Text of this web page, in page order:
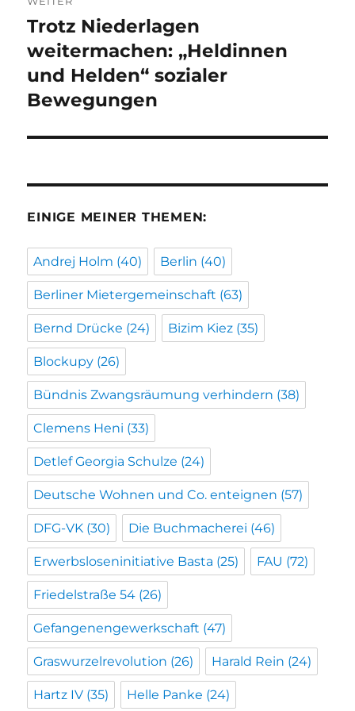
Nächster
Beitrag:
Trotz Niederlagen
weitermachen: „Heldinnen
und Helden“ sozialer
Bewegungen
EINIGE MEINER THEMEN:
Andrej Holm (40) Berlin (40)
Berliner Mietergemeinschaft (63)
Bernd Drücke (24) Bizim Kiez (35)
Blockupy (26)
Bündnis Zwangsräumung verhindern (38)
Clemens Heni (33)
Detlef Georgia Schulze (24)
Deutsche Wohnen und Co. enteignen (57)
DFG-VK (30) Die Buchmacherei (46)
Erwerbsloseninitiative Basta (25) FAU (72)
Friedelstraße 54 (26)
Gefangenengewerkschaft (47)
Graswurzelrevolution (26) Harald Rein (24)
Hartz IV (35) Helle Panke (24)